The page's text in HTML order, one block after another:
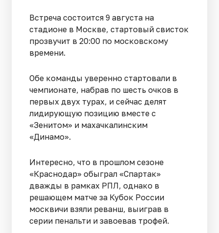
Встреча состоится 9 августа на
стадионе в Москве, стартовый свисток
прозвучит в 20:00 по московскому
времени.
Обе команды уверенно стартовали в
чемпионате, набрав по шесть очков в
первых двух турах, и сейчас делят
лидирующую позицию вместе с
«Зенитом» и махачкалинским
«Динамо».
Интересно, что в прошлом сезоне
«Краснодар» обыграл «Спартак»
дважды в рамках РПЛ, однако в
решающем матче за Кубок России
москвичи взяли реванш, выиграв в
серии пенальти и завоевав трофей.